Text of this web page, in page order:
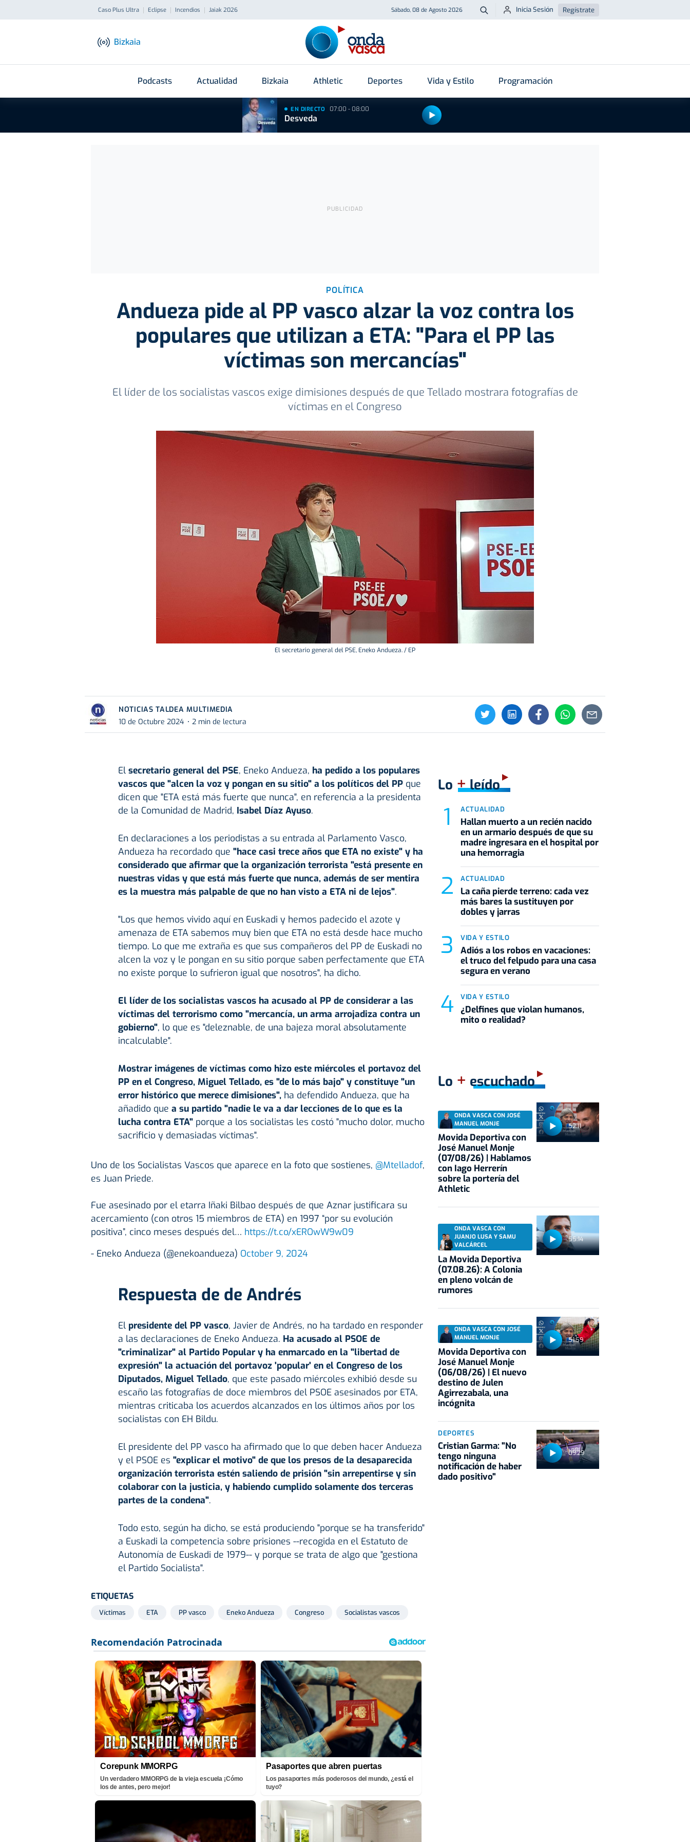
Caso Plus Ultra Eclipse Incendios Jaiak 2026 Sábado, 08 de Agosto 2026 Buscar
Inicia Sesión Regístrate
Bizkaia
Podcasts Actualidad Bizkaia Athletic Deportes Vida y Estilo Programación
EN DIRECTO 07:00 - 08:00
Desveda
POLÍTICA
Andueza pide al PP vasco alzar la voz contra los
populares que utilizan a ETA: "Para el PP las
víctimas son mercancías"
El líder de los socialistas vascos exige dimisiones después de que Tellado mostrara fotografías de
víctimas en el Congreso
El secretario general del PSE, Eneko Andueza. / EP
NOTICIAS TALDEA MULTIMEDIA
10 de Octubre 2024
2 min de lectura
Elsecretario general del PSE, Eneko Andueza, ha pedido a los populares
vascos que "alcen la voz y pongan en su sitio" a los políticos del PPque
dicen que "ETA está más fuerte que nunca", en referencia a la presidenta
de la Comunidad de Madrid, Isabel Díaz Ayuso.
En declaraciones a los periodistas a su entrada al Parlamento Vasco,
Andueza ha recordado que "hace casi trece años que ETA no existe" y ha
considerado que afirmar que la organización terrorista "está presente en
nuestras vidas y que está más fuerte que nunca, además de ser mentira
es la muestra más palpable de que no han visto a ETA ni de lejos".
"Los que hemos vivido aquí en Euskadi y hemos padecido el azote y
amenaza de ETA sabemos muy bien que ETA no está desde hace mucho
tiempo. Lo que me extraña es que sus compañeros del PP de Euskadi no
alcen la voz y le pongan en su sitio porque saben perfectamente que ETA
no existe porque lo sufrieron igual que nosotros", ha dicho.
El líder de los socialistas vascos ha acusado al PP de considerar a las
víctimas del terrorismo como "mercancía, un arma arrojadiza contra un
gobierno", lo que es "deleznable, de una bajeza moral absolutamente
incalculable".
Mostrar imágenes de víctimas como hizo este miércoles el portavoz del
PP en el Congreso, Miguel Tellado, es "de lo más bajo" y constituye "un
error histórico que merece dimisiones",ha defendido Andueza, que ha
añadido que a su partido "nadie le va a dar lecciones de lo que es la
lucha contra ETA"porque a los socialistas les costó "mucho dolor, mucho
sacrificio y demasiadas víctimas".
Uno de los Socialistas Vascos que aparece en la foto que sostienes, @Mtelladof,
es Juan Priede.
Fue asesinado por el etarra Iñaki Bilbao después de que Aznar justificara su
acercamiento (con otros 15 miembros de ETA) en 1997 “por su evolución
positiva”, cinco meses después del… https://t.co/xEROwW9w09
- Eneko Andueza (@enekoandueza) October 9, 2024
Respuesta de de Andrés
El presidente del PP vasco, Javier de Andrés, no ha tardado en responder
a las declaraciones de Eneko Andueza. Ha acusado al PSOE de
"criminalizar" al Partido Popular y ha enmarcado en la "libertad de
expresión" la actuación del portavoz 'popular' en el Congreso de los
Diputados, Miguel Tellado, que este pasado miércoles exhibió desde su
escaño las fotografías de doce miembros del PSOE asesinados por ETA,
mientras criticaba los acuerdos alcanzados en los últimos años por los
socialistas con EH Bildu.
El presidente del PP vasco ha afirmado que lo que deben hacer Andueza
y el PSOE es "explicar el motivo" de que los presos de la desaparecida
organización terrorista estén saliendo de prisión "sin arrepentirse y sin
colaborar con la justicia, y habiendo cumplido solamente dos terceras
partes de la condena".
Todo esto, según ha dicho, se está produciendo "porque se ha transferido"
a Euskadi la competencia sobre prisiones --recogida en el Estatuto de
Autonomía de Euskadi de 1979-- y porque se trata de algo que "gestiona
el Partido Socialista".
ETIQUETAS
Víctimas ETA PP vasco Eneko Andueza Congreso Socialistas vascos
Corepunk MMORPG
Un verdadero MMORPG de la vieja escuela ¡Cómo
los de antes, pero mejor!
Pasaportes que abren puertas
Los pasaportes más poderosos del mundo, ¿está el
tuyo?
Lo +leído
ACTUALIDAD
Hallan muerto a un recién nacido
en un armario después de que su
madre ingresara en el hospital por
una hemorragia
ACTUALIDAD
La caña pierde terreno: cada vez
más bares la sustituyen por
dobles y jarras
VIDA Y ESTILO
Adiós a los robos en vacaciones:
el truco del felpudo para una casa
segura en verano
VIDA Y ESTILO
¿Delfines que violan humanos,
mito o realidad?
Lo + escuchado
52:11
ONDA VASCA CON JOSÉ
MANUEL MONJE
Movida Deportiva con
José Manuel Monje
(07/08/26) | Hablamos
con Iago Herrerín
sobre la portería del
Athletic
55:14
ONDA VASCA CON
JUANJO LUSA Y SAMU
VALCÁRCEL
La Movida Deportiva
(07.08.26): A Colonia
en pleno volcán de
rumores
51:59
ONDA VASCA CON JOSÉ
MANUEL MONJE
Movida Deportiva con
José Manuel Monje
(06/08/26) | El nuevo
destino de Julen
Agirrezabala, una
incógnita
09:29
DEPORTES
Cristian Garma: "No
tengo ninguna
notificación de haber
dado positivo"